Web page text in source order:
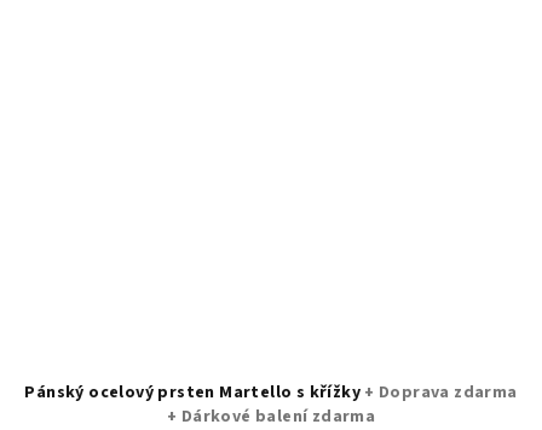
Pánský ocelový prsten Martello s křížky + Doprava zdarma
+ Dárkové balení zdarma